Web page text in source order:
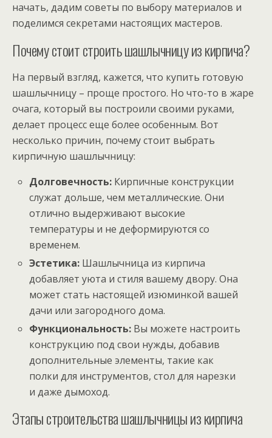
начать, дадим советы по выбору материалов и
поделимся секретами настоящих мастеров.
Почему стоит строить шашлычницу из кирпича?
На первый взгляд, кажется, что купить готовую
шашлычницу – проще простого. Но что-то в жаре
очага, который вы построили своими руками,
делает процесс еще более особенным. Вот
несколько причин, почему стоит выбрать
кирпичную шашлычницу:
Долговечность: Кирпичные конструкции
служат дольше, чем металлические. Они
отлично выдерживают высокие
температуры и не деформируются со
временем.
Эстетика: Шашлычница из кирпича
добавляет уюта и стиля вашему двору. Она
может стать настоящей изюминкой вашей
дачи или загородного дома.
Функциональность: Вы можете настроить
конструкцию под свои нужды, добавив
дополнительные элементы, такие как
полки для инструментов, стол для нарезки
и даже дымоход.
Этапы строительства шашлычницы из кирпича